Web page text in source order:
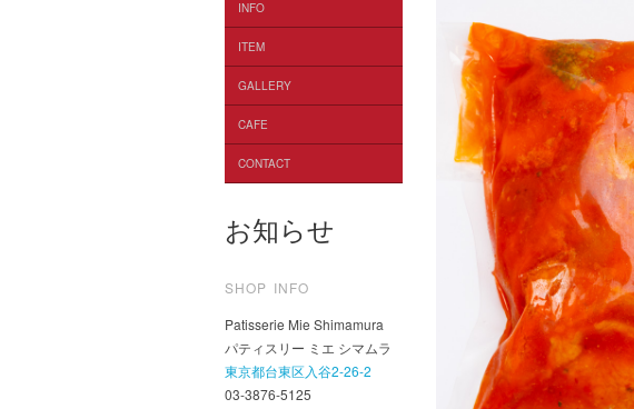
INFO
ITEM
GALLERY
CAFE
CONTACT
お知らせ
SHOP INFO
Patisserie Mie Shimamura
パティスリー ミエ シマムラ
東京都台東区入谷2-26-2
03-3876-5125